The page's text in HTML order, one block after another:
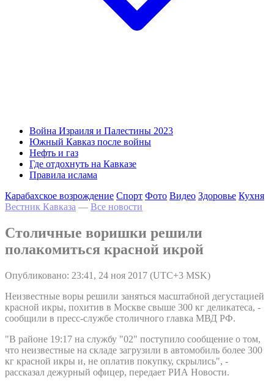
Война Израиля и Палестины 2023
Южный Кавказ после войны
Нефть и газ
Где отдохнуть на Кавказе
Правила ислама
Карабахское возрождение Спорт Фото Видео Здоровье Кухня
Вестник Кавказа — Все новости
Столичные воришки решили
полакомиться красной икрой
Опубликовано: 23:41, 24 ноя 2017 (UTC+3 MSK)
Неизвестные воры решили заняться масштабной дегустацией
красной икры, похитив в Москве свыше 300 кг деликатеса, -
сообщили в пресс-службе столичного главка МВД РФ.
"В районе 19:17 на службу "02" поступило сообщение о том,
что неизвестные на складе загрузили в автомобиль более 300
кг красной икры и, не оплатив покупку, скрылись", -
рассказал дежурный офицер, передает РИА Новости.